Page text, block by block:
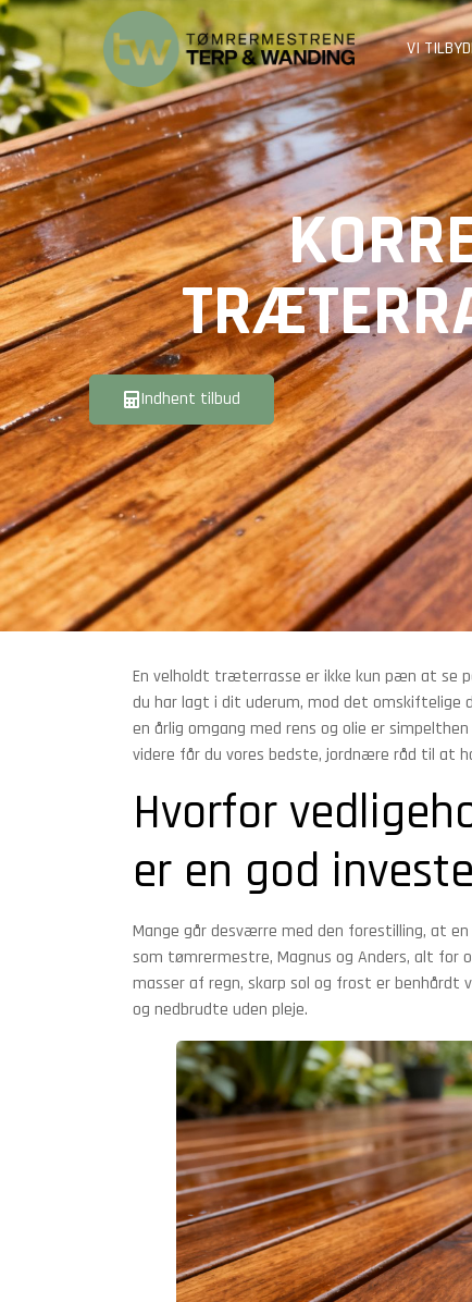
VI
Indhent tilbud
En velholdt træterrasse er ikke kun pæn at se
du har lagt i dit uderum, mod det omskiftelige
en årlig omgang med rens og olie er
videre får du vores bedste, jordnære råd til at
Hvorfor
er en god
Mange går desværre med den forestilling, at
som tømrermestre, Magnus og Anders, alt for
masser af regn, skarp sol og frost er
og nedbrudte uden pleje.